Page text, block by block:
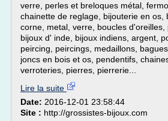
verre, perles et breloques métal,
chainette de reglage, bijouterie en os,
corne, metal, verre, boucles d'oreilles,
bijoux d' inde, bijoux indiens, argent,
peircing, peircings, medaillons,
joncs en bois et os, pendentifs,
verroteries, pierres, pierrerie...
Lire la suite
Date: 2016-12-01 23:58:44
Site : http://grossistes-bijoux.com